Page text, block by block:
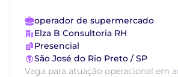
operador de supermercado
Elza B Consultoria RH
Presencial
São José do Rio Preto / SP
Vaga para atuação operacional em